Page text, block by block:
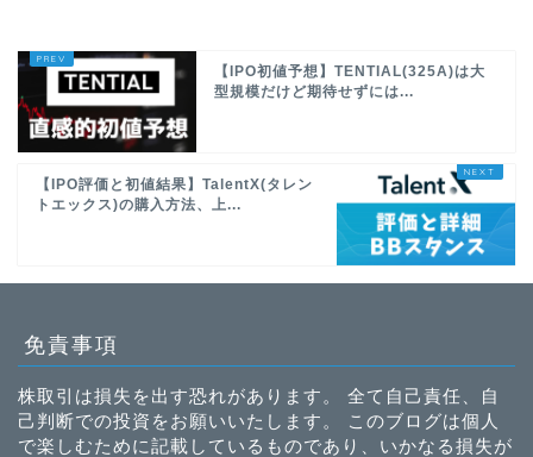
【IPO初値予想】TENTIAL(325A)は大
型規模だけど期待せずには...
【IPO評価と初値結果】TalentX(タレン
トエックス)の購入方法、上...
免責事項
株取引は損失を出す恐れがあります。 全て自己責任、自
己判断での投資をお願いいたします。 このブログは個人
で楽しむために記載しているものであり、いかなる損失が